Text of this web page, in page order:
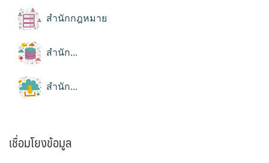
สำนักกฎหมาย
สำนัก...
สำนัก...
เชื่อมโยงข้อมูล